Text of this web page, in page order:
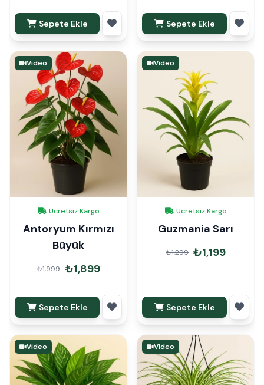
Sepete Ekle Sepete Ekle
Video
Ücretsiz Kargo
Antoryum Kırmızı
Büyük
₺1,999 ₺1,899
Sepete Ekle
Video
Ücretsiz Kargo
Guzmania Sarı
₺1,299 ₺1,199
Sepete Ekle
Video Video